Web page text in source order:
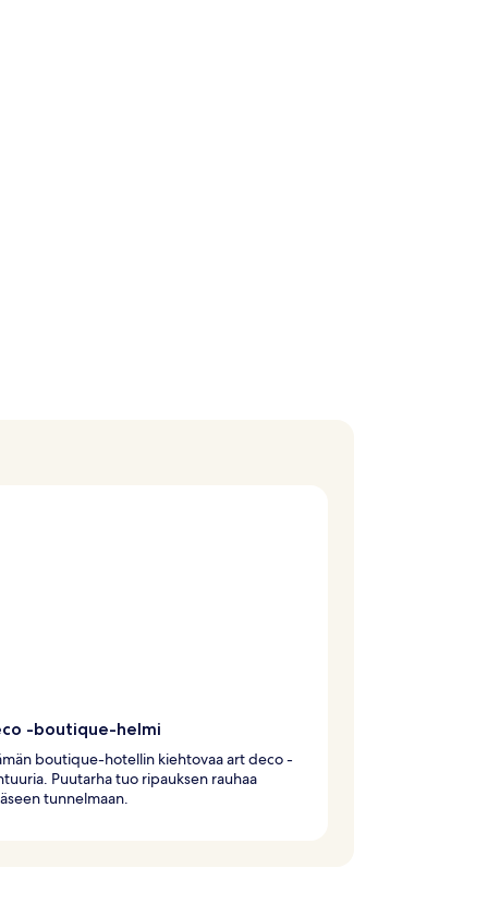
-boutique-helmi
boutique-hotellin kiehtovaa art deco -
Puutarha tuo ripauksen rauhaa
tunnelmaan.